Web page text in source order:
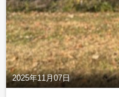
2025年11月07日